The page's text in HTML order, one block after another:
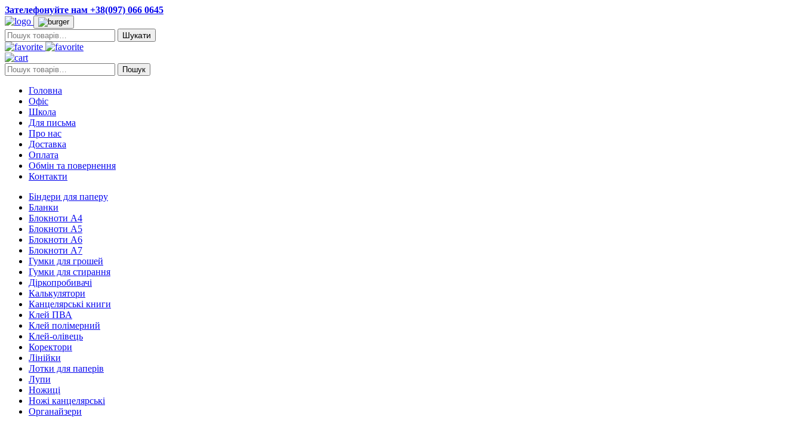
Зателефонуйте нам +38(097) 066 0645
Пошук:
Пошук: Пошук
Головна
Офіс
Школа
Для письма
Про нас
Доставка
Оплата
Обмін та повернення
Контакти
Біндери для паперу
Бланки
Блокноти А4
Блокноти А5
Блокноти А6
Блокноти А7
Гумки для грошей
Гумки для стирання
Діркопробивачі
Калькулятори
Канцелярські книги
Клей ПВА
Клей полімерний
Клей-олівець
Коректори
Лінійки
Лотки для паперів
Лупи
Ножиці
Ножі канцелярські
Органайзери